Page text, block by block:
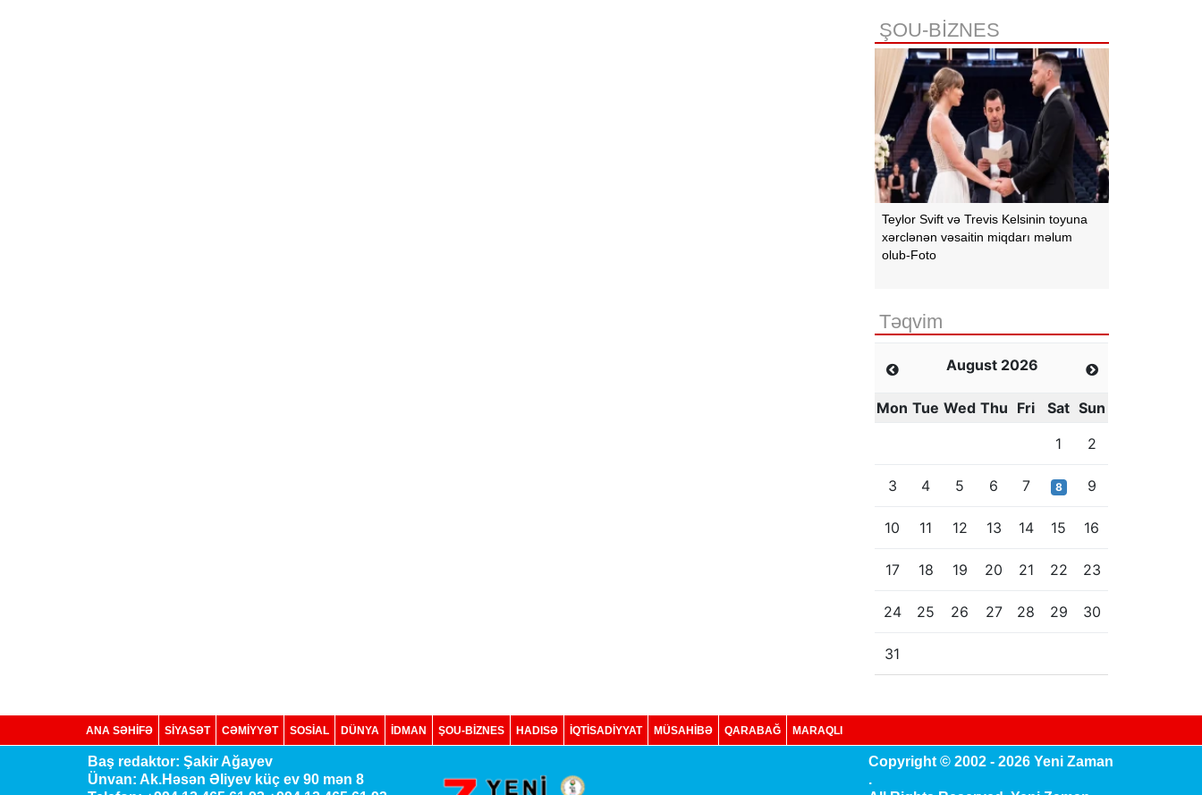
ŞOU-BİZNES
Teylor Svift və Trevis Kelsinin toyuna
xərclənən vəsaitin miqdarı məlum
olub-Foto
Təqvim
August 2026
Mon Tue Wed Thu Fri Sat Sun
1
2
3 4 5 6 7 8 9
10 11 12 13 14 15 16
17 18 19 20 21 22 23
24 25 26 27 28 29 30
31
ANA SƏHİFƏ SİYASƏT CƏMİYYƏT SOSIAL DÜNYA İDMAN ŞOU-BİZNES HADISƏ İQTISADIYYAT MÜSAHİBƏ QARABAĞ MARAQLI
Baş redaktor: Şakir Ağayev
Ünvan: Ak.Həsən Əliyev küç ev 90 mən 8
Copyright © 2002 - 2026 Yeni Zaman
.